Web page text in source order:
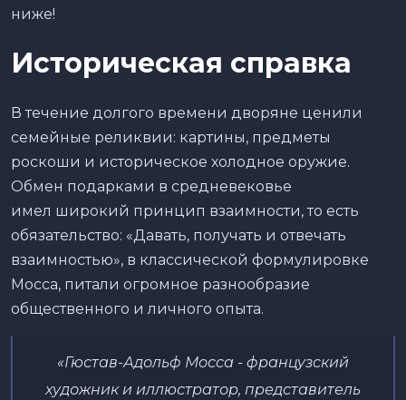
ниже!
Историческая справка
В течение долгого времени дворяне ценили
семейные реликвии: картины, предметы
роскоши и историческое холодное оружие.
Обмен подарками в средневековье
имел широкий принцип взаимности, то есть
обязательство: «Давать, получать и отвечать
взаимностью», в классической формулировке
Мосса, питали огромное разнообразие
общественного и личного опыта.
«Гюстав-Адольф Мосса - французский
художник и иллюстратор, представитель